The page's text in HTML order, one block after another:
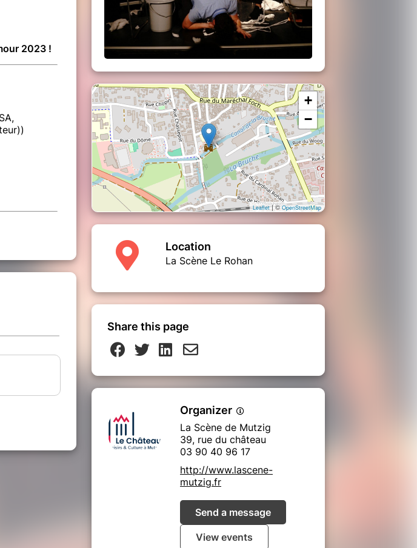
2023 !
+
−
Leaflet| ©OpenStreetMap
Location
La Scène Le Rohan
Share this page
Organizer
La Scène de Mutzig
39, rue du château
03 90 40 96 17
http://www.lascene-
mutzig.fr
Send a message
View events